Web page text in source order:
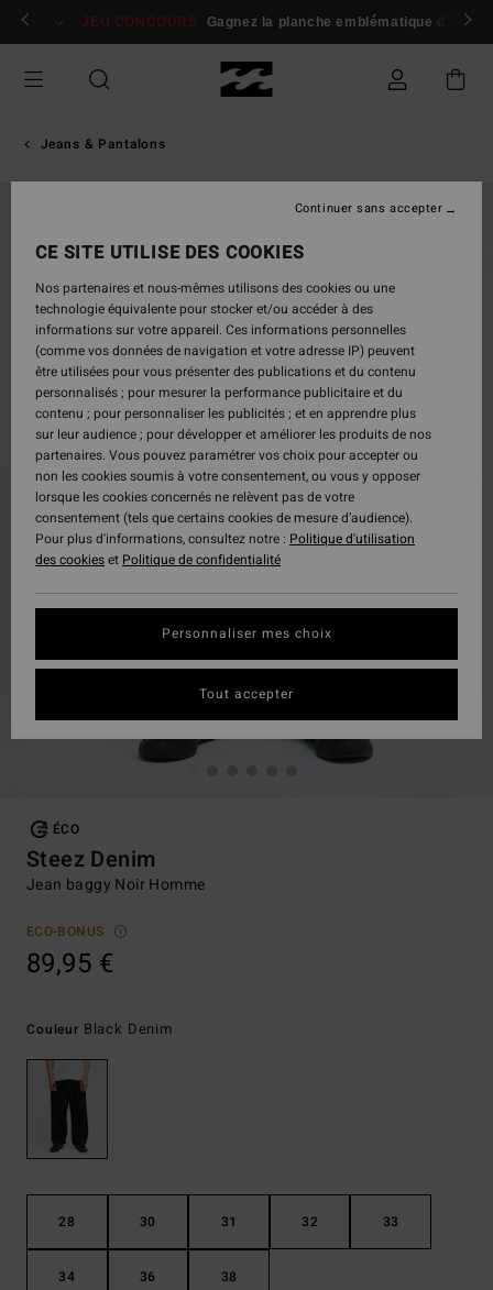
Passer
Se connecter / s'inscrire
JEU CONCOURS Gagnez la planche emblématique d'Andy
Jeans & Pantalons
ÉCO
Steez Denim
Jean baggy Noir Homme
ECO-BONUS
89,95 €
Couleur Black Denim
28 30 31 32 33
34 36 38
CE SITE UTILISE DES COOKIES
Nos partenaires et nous-mêmes utilisons des cookies ou une
technologie équivalente pour stocker et/ou accéder à des
informations sur votre appareil. Ces informations personnelles
(comme vos données de navigation et votre adresse IP) peuvent
être utilisées pour vous présenter des publications et du contenu
personnalisés ; pour mesurer la performance publicitaire et du
contenu ; pour personnaliser les publicités ; et en apprendre plus
sur leur audience ; pour développer et améliorer les produits de nos
partenaires. Vous pouvez paramétrer vos choix pour accepter ou
non les cookies soumis à votre consentement, ou vous y opposer
lorsque les cookies concernés ne relèvent pas de votre
consentement (tels que certains cookies de mesure d’audience).
Pour plus d'informations, consultez notre : Politique d'utilisation
des cookieset Politique de confidentialité
Personnaliser mes choix
Continuer sans accepter
Tout accepter